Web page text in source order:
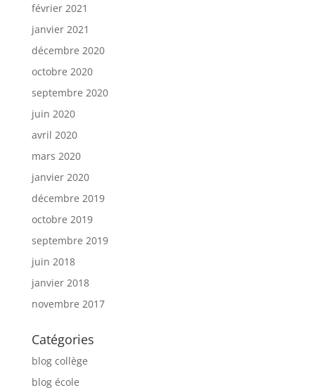
février 2021
janvier 2021
décembre 2020
octobre 2020
septembre 2020
juin 2020
avril 2020
mars 2020
janvier 2020
décembre 2019
octobre 2019
septembre 2019
juin 2018
janvier 2018
novembre 2017
Catégories
blog collège
blog école